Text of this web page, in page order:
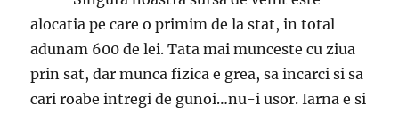
alocatia pe care o primim de la stat, in total
adunam 600 de lei. Tata mai munceste cu ziua
prin sat, dar munca fizica e grea, sa incarci si sa
cari roabe intregi de gunoi…nu-i usor. Iarna e si